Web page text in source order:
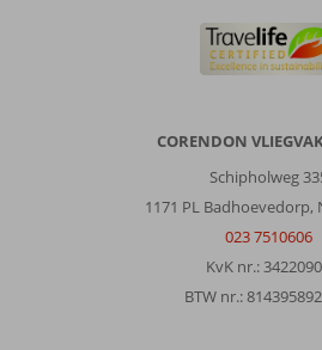
CORENDON
Schipholweg
1171 PL Badhoevedorp,
023 7510606
KvK nr.:
BTW nr.: